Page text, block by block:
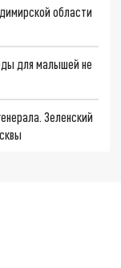
области
для малышей не
Зеленский